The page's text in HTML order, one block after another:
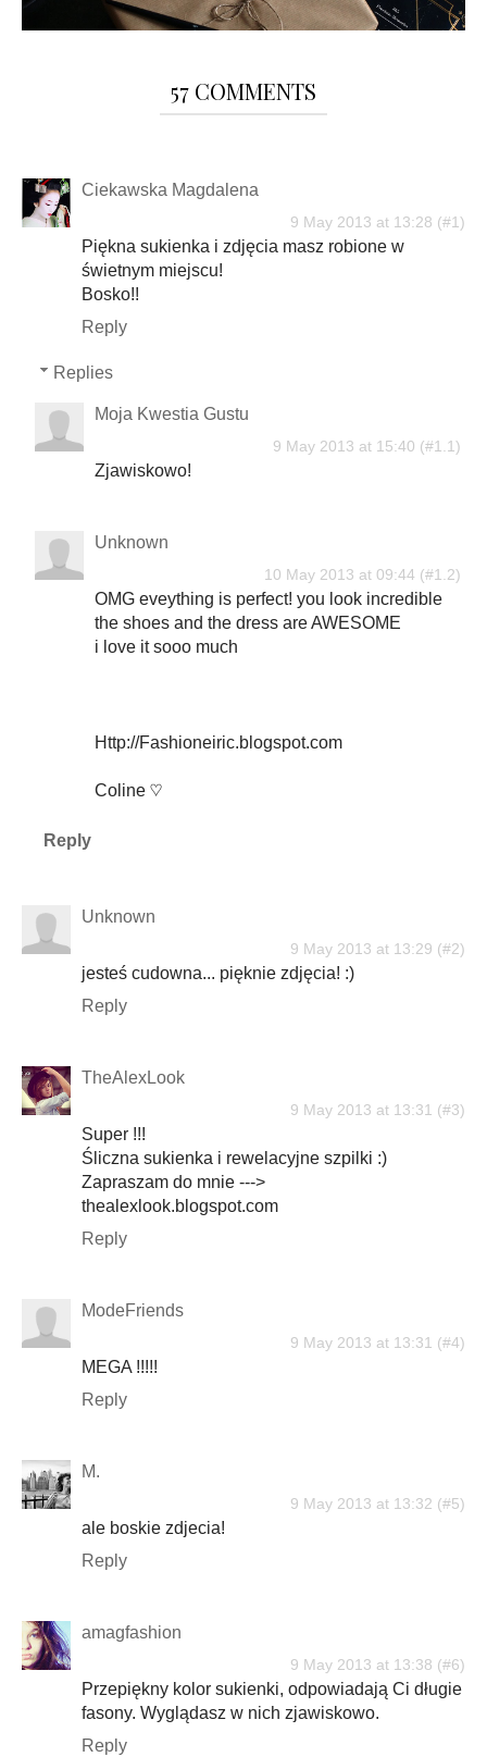
57 COMMENTS
Ciekawska Magdalena
9 May 2013 at 13:28
Piękna sukienka i zdjęcia masz robione w
świetnym miejscu!
Bosko!!
Reply
Replies
Moja Kwestia Gustu
9 May 2013 at 15:40
Zjawiskowo!
Unknown
10 May 2013 at 09:44
OMG eveything is perfect! you look incredible
the shoes and the dress are AWESOME
i love it sooo much
Http://Fashioneiric.blogspot.com
Coline ♡
Reply
Unknown
9 May 2013 at 13:29
jesteś cudowna... pięknie zdjęcia! :)
Reply
TheAlexLook
9 May 2013 at 13:31
Super !!!
Śliczna sukienka i rewelacyjne szpilki :)
Zapraszam do mnie --->
thealexlook.blogspot.com
Reply
ModeFriends
9 May 2013 at 13:31
MEGA !!!!!
Reply
M.
9 May 2013 at 13:32
ale boskie zdjecia!
Reply
amagfashion
9 May 2013 at 13:38
Przepiękny kolor sukienki, odpowiadają Ci długie
fasony. Wyglądasz w nich zjawiskowo.
Reply